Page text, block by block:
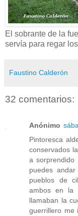
El sobrante de la
servía para regar
Faustino Calderón
32 comentarios:
Anónimo
Pintoresca
conservados
a
puedes
pueblos de
ambos en la
llamaban la
guerrillero me